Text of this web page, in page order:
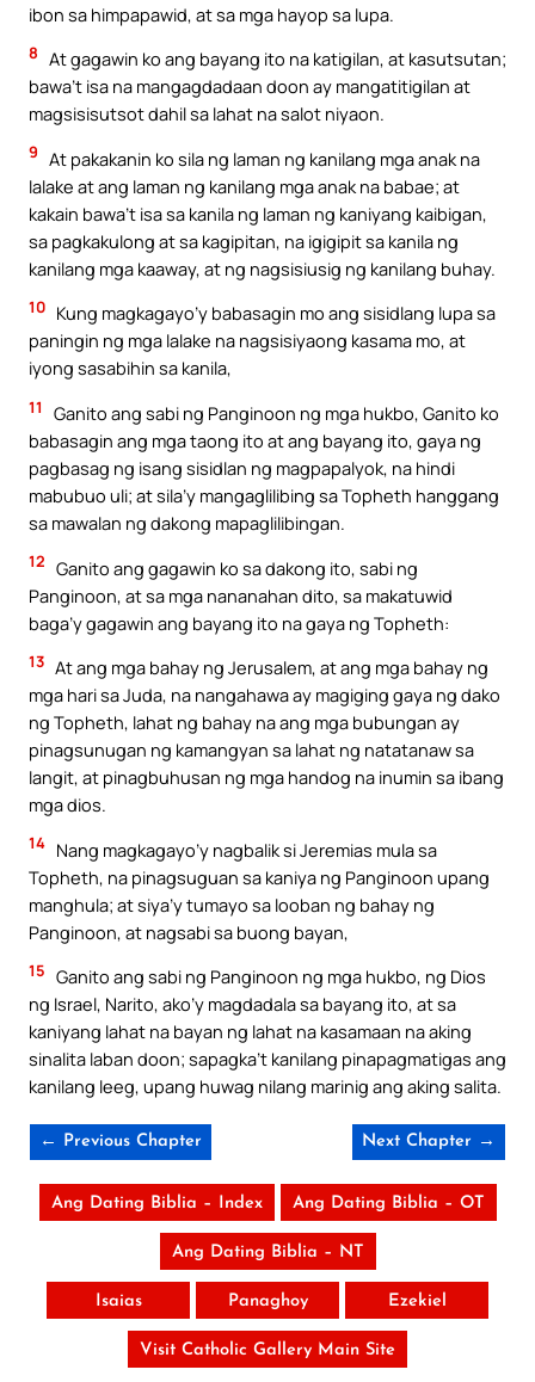
ibon sa himpapawid, at sa mga hayop sa lupa.
8 At gagawin ko ang bayang ito na katigilan, at kasutsutan;
bawa’t isa na mangagdadaan doon ay mangatitigilan at
magsisisutsot dahil sa lahat na salot niyaon.
9 At pakakanin ko sila ng laman ng kanilang mga anak na
lalake at ang laman ng kanilang mga anak na babae; at
kakain bawa’t isa sa kanila ng laman ng kaniyang kaibigan,
sa pagkakulong at sa kagipitan, na igigipit sa kanila ng
kanilang mga kaaway, at ng nagsisiusig ng kanilang buhay.
10 Kung magkagayo’y babasagin mo ang sisidlang lupa sa
paningin ng mga lalake na nagsisiyaong kasama mo, at
iyong sasabihin sa kanila,
11
Ganito ang sabi ng Panginoon ng mga hukbo, Ganito ko
babasagin ang mga taong ito at ang bayang ito, gaya ng
pagbasag ng isang sisidlan ng magpapalyok, na hindi
mabubuo uli; at sila’y mangaglilibing sa Topheth hanggang
sa mawalan ng dakong mapaglilibingan.
12 Ganito ang gagawin ko sa dakong ito, sabi ng
Panginoon, at sa mga nananahan dito, sa makatuwid
baga’y gagawin ang bayang ito na gaya ng Topheth:
13 At ang mga bahay ng Jerusalem, at ang mga bahay ng
mga hari sa Juda, na nangahawa ay magiging gaya ng dako
ng Topheth, lahat ng bahay na ang mga bubungan ay
pinagsunugan ng kamangyan sa lahat ng natatanaw sa
langit, at pinagbuhusan ng mga handog na inumin sa ibang
mga dios.
14 Nang magkagayo’y nagbalik si Jeremias mula sa
Topheth, na pinagsuguan sa kaniya ng Panginoon upang
manghula; at siya’y tumayo sa looban ng bahay ng
Panginoon, at nagsabi sa buong bayan,
15 Ganito ang sabi ng Panginoon ng mga hukbo, ng Dios
ng Israel, Narito, ako’y magdadala sa bayang ito, at sa
kaniyang lahat na bayan ng lahat na kasamaan na aking
sinalita laban doon; sapagka’t kanilang pinapagmatigas ang
kanilang leeg, upang huwag nilang marinig ang aking salita.
← Previous Chapter Next Chapter →
Ang Dating Biblia – Index Ang Dating Biblia – OT
Ang Dating Biblia – NT
Isaias Panaghoy Ezekiel
Visit Catholic Gallery Main Site